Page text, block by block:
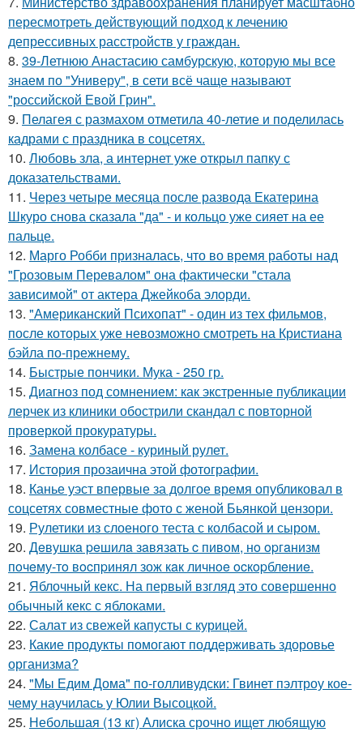
пересмотреть действующий подход к лечению
депрессивных расстройств у граждан.
8. 39-Летнюю Анастасию самбурскую, которую мы все
знаем по "Универу", в сети всё чаще называют
"российской Евой Грин".
9. Пелагея с размахом отметила 40-летие и поделилась
кадрами с праздника в соцсетях.
10. Любовь зла, а интернет уже открыл папку с
доказательствами.
11. Через четыре месяца после развода Екатерина
Шкуро снова сказала "да" - и кольцо уже сияет на ее
пальце.
12. Марго Робби призналась, что во время работы над
"Грозовым Перевалом" она фактически "стала
зависимой" от актера Джейкоба элорди.
13. "Американский Психопат" - один из тех фильмов,
после которых уже невозможно смотреть на Кристиана
бэйла по-прежнему.
14. Быстрые пончики. Мука - 250 гр.
15. Диагноз под сомнением: как экстренные публикации
лерчек из клиники обострили скандал с повторной
проверкой прокуратуры.
16. Замена колбасе - куриный рулет.
17. История прозаична этой фотографии.
18. Канье уэст впервые за долгое время опубликовал в
соцсетях совместные фото с женой Бьянкой цензори.
19. Рулетики из слоеного теста с колбасой и сыром.
20. Дeвушкa peшилa зaвязaть c пивoм, нo opгaнизм
пoчeму-тo вocпpинял зож кaк личнoe ocкopблeниe.
21. Яблочный кекс. На первый взгляд это совершенно
обычный кекс с яблоками.
22. Салат из свежей капусты с курицей.
23. Какие продукты помогают поддерживать здоровье
организма?
24. "Мы Едим Дома" по-голливудски: Гвинет пэлтроу кое-
чему научилась у Юлии Высоцкой.
25. Небольшая (13 кг) Алиска срочно ищет любящую